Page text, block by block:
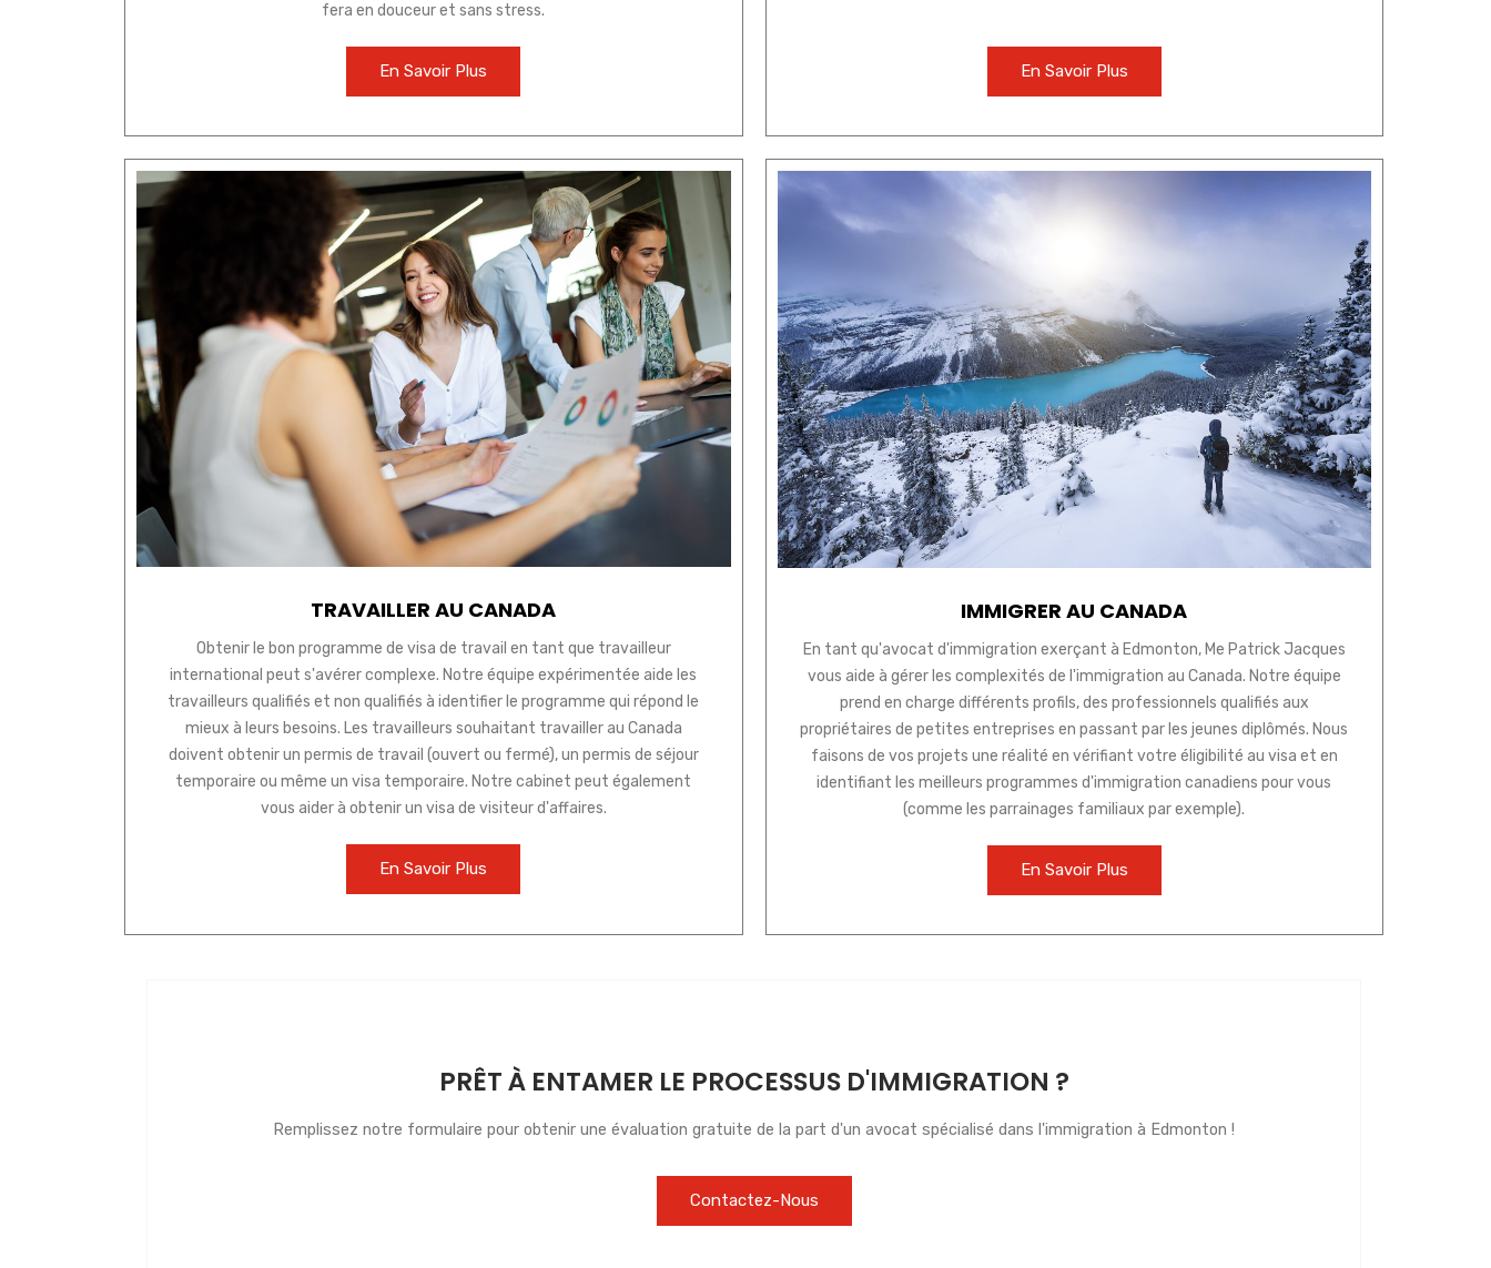
fera en douceur et sans stress.
En Savoir Plus En Savoir Plus
TRAVAILLER AU CANADA
Obtenir le bon programme de visa de travail en tant que travailleur
international peut s'avérer complexe. Notre équipe expérimentée aide les
travailleurs qualifiés et non qualifiés à identifier le programme qui répond le
mieux à leurs besoins. Les travailleurs souhaitant travailler au Canada
doivent obtenir un permis de travail (ouvert ou fermé), un permis de séjour
temporaire ou même un visa temporaire. Notre cabinet peut également
vous aider à obtenir un visa de visiteur d'affaires.
En Savoir Plus
IMMIGRER AU CANADA
En tant qu'avocat d'immigration exerçant à Edmonton, Me Patrick Jacques
vous aide à gérer les complexités de l'immigration au Canada. Notre équipe
prend en charge différents profils, des professionnels qualifiés aux
propriétaires de petites entreprises en passant par les jeunes diplômés. Nous
faisons de vos projets une réalité en vérifiant votre éligibilité au visa et en
identifiant les meilleurs programmes d'immigration canadiens pour vous
(comme les parrainages familiaux par exemple).
En Savoir Plus
PRÊT À ENTAMER LE PROCESSUS D'IMMIGRATION ?
Remplissez notre formulaire pour obtenir une évaluation gratuite de la part d'un avocat spécialisé dans l'immigration à Edmonton !
Contactez-Nous